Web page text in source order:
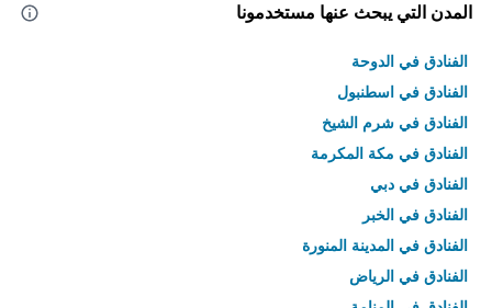
المدن التي يبحث عنها مستخدمونا
الفنادق في الدوحة
الفنادق في اسطنبول
الفنادق في شرم الشيخ
الفنادق في مكة المكرمة
الفنادق في دبي
الفنادق في الخبر
الفنادق في المدينة المنورة
الفنادق في الرياض